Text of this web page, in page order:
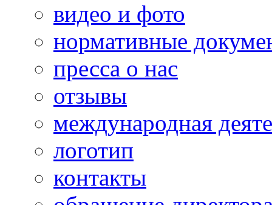
видео и фото
нормативные
пресса о нас
отзывы
международная
логотип
контакты